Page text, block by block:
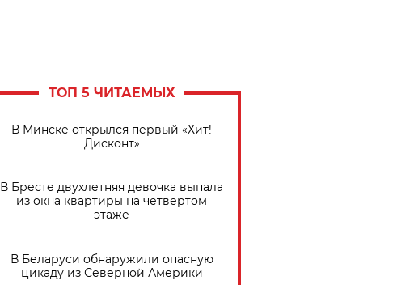
ТОП 5 ЧИТАЕМЫХ
В Минске открылся первый «Хит!
Дисконт»
В Бресте двухлетняя девочка выпала
из окна квартиры на четвертом
этаже
В Беларуси обнаружили опасную
цикаду из Северной Америки